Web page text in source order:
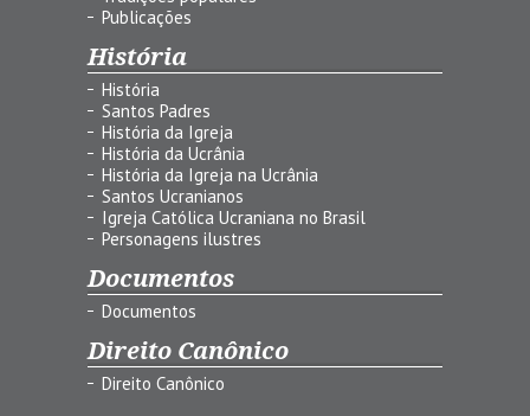
Publicações
História
História
Santos Padres
História da Igreja
História da Ucrânia
História da Igreja na Ucrânia
Santos Ucranianos
Igreja Católica Ucraniana no Brasil
Personagens ilustres
Documentos
Documentos
Direito Canônico
Direito Canônico